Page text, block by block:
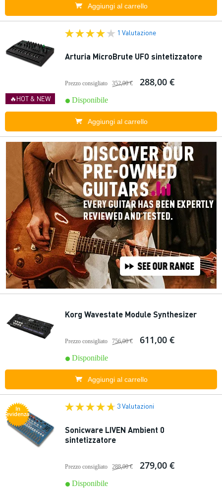
Aggiungi al carrello
🔥HOT & NEW
1 Valutazione
Arturia MicroBrute UFO sintetizzatore
Prezzo consigliato 352,00 € 288,00 €
Disponibile
Aggiungi al carrello
Korg Wavestate Module Synthesizer
Prezzo consigliato 756,00 € 611,00 €
Disponibile
Aggiungi al carrello
In
evidenza
3 Valutazioni
Sonicware LIVEN Ambient 0
sintetizzatore
Prezzo consigliato 288,00 € 279,00 €
Disponibile